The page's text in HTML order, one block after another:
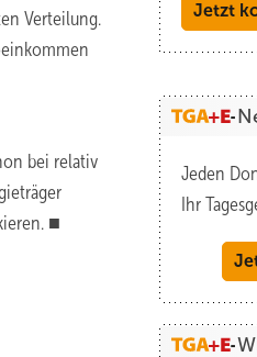
Verteilung.
bei relativ
■
Jetzt
Jeden
Ihr